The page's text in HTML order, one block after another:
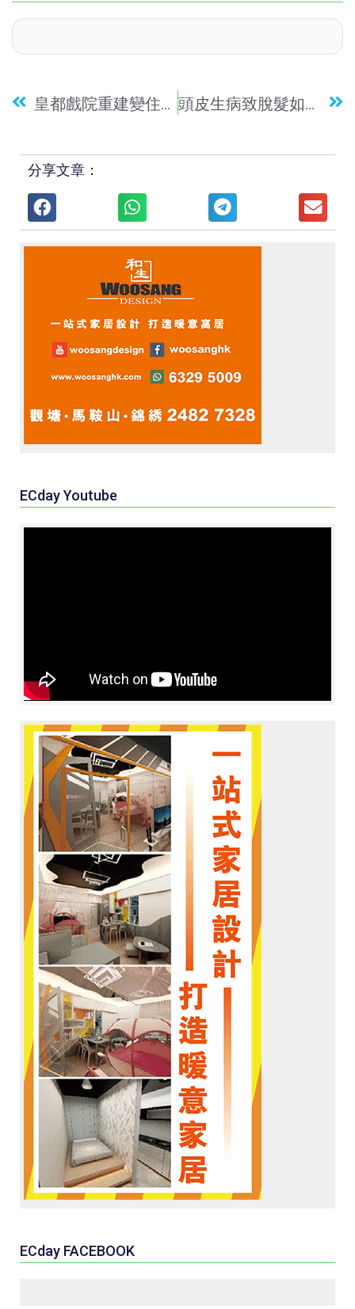
皇都戲院重建變住宅 融入獨特飛拱 頭皮生病致脫髮如何是好？ 頭皮護理專家Andy教你解決方法
分享文章：
ECday Youtube
ECday FACEBOOK